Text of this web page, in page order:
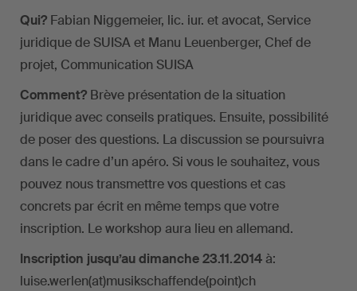
Qui? Fabian Niggemeier, lic. iur. et avocat, Service
juridique de SUISA et Manu Leuenberger, Chef de
projet, Communication SUISA
Comment? Brève présentation de la situation
juridique avec conseils pratiques. Ensuite, possibilité
de poser des questions. La discussion se poursuivra
dans le cadre d’un apéro. Si vous le souhaitez, vous
pouvez nous transmettre vos questions et cas
concrets par écrit en même temps que votre
inscription. Le workshop aura lieu en allemand.
Inscription jusqu’au dimanche 23.11.2014à:
luise.werlen(at)musikschaffende(point)ch